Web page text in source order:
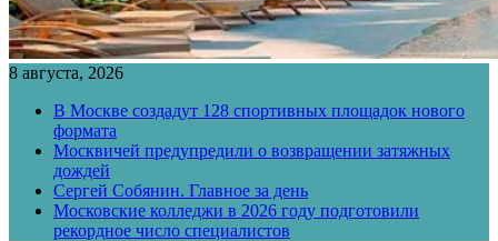
8 августа, 2026
В Москве создадут 128 спортивных площадок нового
формата
Москвичей предупредили о возвращении затяжных
дождей
Сергей Собянин. Главное за день
Московские колледжи в 2026 году подготовили
рекордное число специалистов